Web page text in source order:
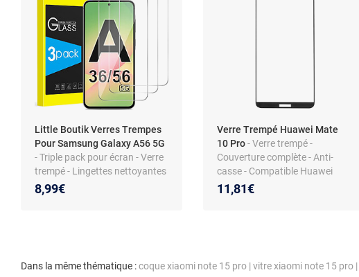
Little Boutik Verres Trempes
Pour Samsung Galaxy A56 5G
- Triple pack pour écran - Verre
trempé - Lingettes nettoyantes
8,99€
Verre Trempé Huawei Mate
10 Pro- Verre trempé -
Couverture complète - Anti-
casse - Compatible Huawei
Mate 10 Pro
11,81€
Dans la même thématique :coque xiaomi note 15 pro | vitre xiaomi note 15 pro |